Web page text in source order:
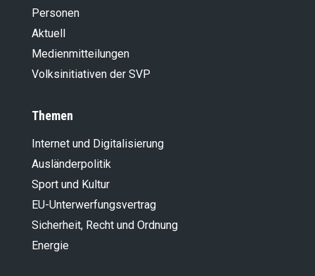
Personen
Aktuell
Medienmitteilungen
Volksinitiativen der SVP
Themen
Internet und Digitalisierung
Ausländer­politik
Sport und Kultur
EU-Unterwerfungsvertrag
Sicherheit, Recht und Ordnung
Energie